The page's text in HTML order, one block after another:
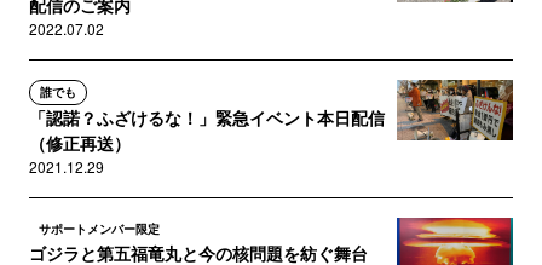
配信のご案内
2022.07.02
誰でも
「認諾？ふざけるな！」緊急イベント本日配信
（修正再送）
2021.12.29
サポートメンバー限定
ゴジラと第五福竜丸と今の核問題を紡ぐ舞台